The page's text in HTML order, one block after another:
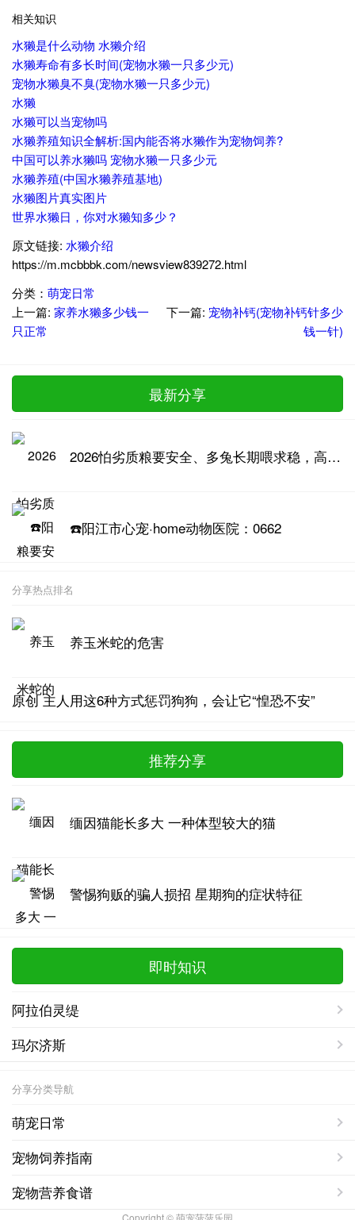
相关知识
水獭是什么动物 水獭介绍
水獭寿命有多长时间(宠物水獭一只多少元)
宠物水獭臭不臭(宠物水獭一只多少元)
水獭
水獭可以当宠物吗
水獭养殖知识全解析:国内能否将水獭作为宠物饲养?
中国可以养水獭吗 宠物水獭一只多少元
水獭养殖(中国水獭养殖基地)
水獭图片真实图片
世界水獭日，你对水獭知多少？
原文链接: 水獭介绍
https://m.mcbbbk.com/newsview839272.html
分类： 萌宠日常
上一篇: 家养水獭多少钱一
只正常
下一篇: 宠物补钙(宠物补钙针多少
钱一针)
最新分享
2026怕劣质粮要安全、多兔长期喂求稳，高品质兔粮推荐
☎️阳江市心宠·home动物医院：0662
分享热点排名
养玉米蛇的危害
原创 主人用这6种方式惩罚狗狗，会让它“惶恐不安”
推荐分享
缅因猫能长多大 一种体型较大的猫
警惕狗贩的骗人损招 星期狗的症状特征
即时知识
阿拉伯灵缇
玛尔济斯
分享分类导航
萌宠日常
宠物饲养指南
宠物营养食谱